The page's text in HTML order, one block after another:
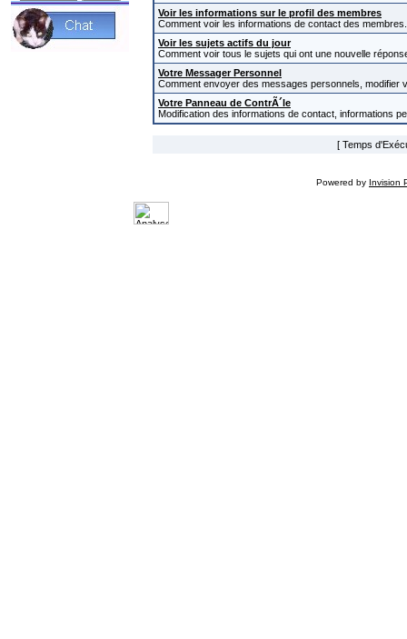
Voir les informations sur le profil des membres
Comment voir les informations de contact des membres.
Voir les sujets actifs du jour
Comment voir tous le sujets qui ont une nouvelle
Votre Messager Personnel
Comment envoyer des messages personnels,
Votre Panneau de ContrÃ´le
Modification des informations de contact, informations
[ Temps
Powered by Invision